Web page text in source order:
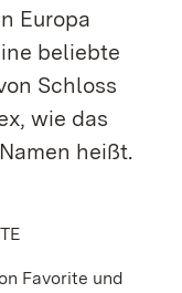
Europa
beliebte
Schloss
wie das
heißt.
Favorite und